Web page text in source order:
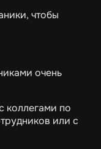
чтобы
очень
коллегами по
или с